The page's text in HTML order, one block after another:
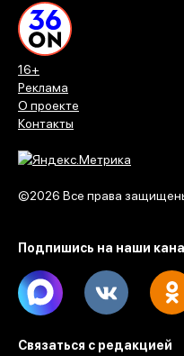
16+
Реклама
О проекте
Контакты
©2026 Все права
Подпишись на наши
Max
Связаться с редакцией